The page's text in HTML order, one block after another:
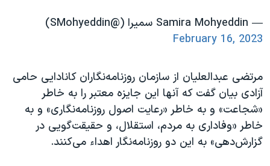
— Samira Mohyeddin سمیرا (@SMohyeddin)
February 16, 2023
مرتضی عبدالعلیان از سازمان روزنامه‌نگاران کانادایی حامی
آزادی بیان گفت که آنها این جایزه معتبر را به خاطر
«شجاعت» و به خاطر «رعایت اصول روزنامه‌نگاری» و به
خاطر «وفاداری به مردم، استقلال، و حقیقت‌گویی در
گزارش‌دهی» به این دو روزنامه‌نگار اهداء می‌کنند.